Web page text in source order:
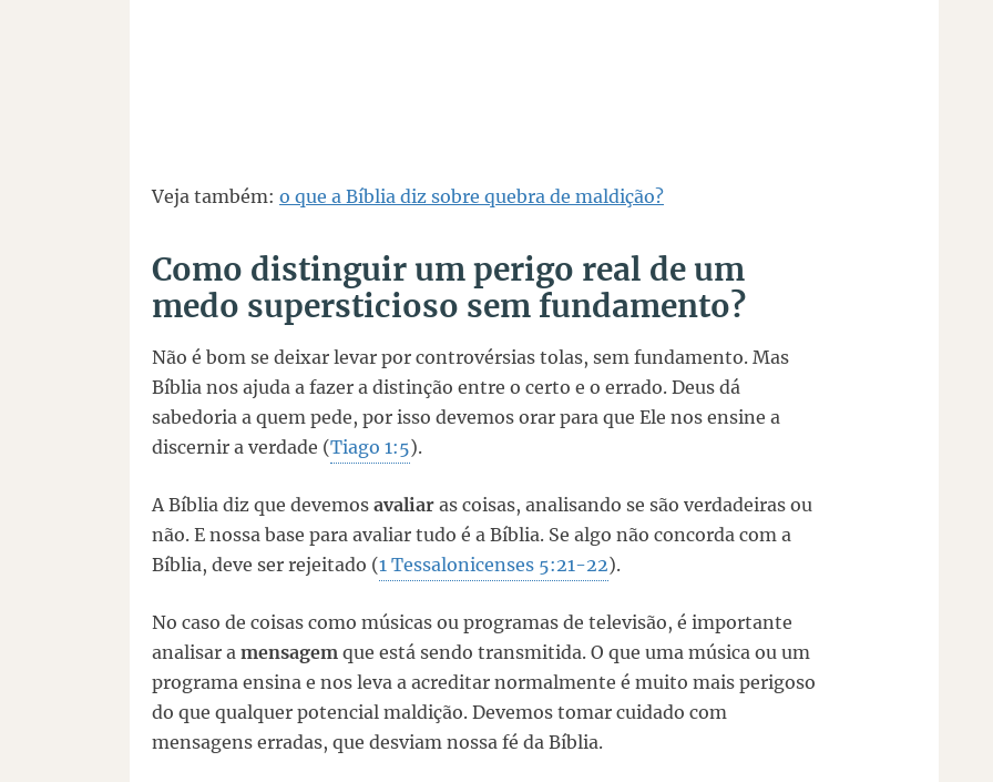
Veja também: o que a Bíblia diz sobre quebra de maldição?
Como distinguir um perigo real de um
medo supersticioso sem fundamento?
Não é bom se deixar levar por controvérsias tolas, sem fundamento. Mas
Bíblia nos ajuda a fazer a distinção entre o certo e o errado. Deus dá
sabedoria a quem pede, por isso devemos orar para que Ele nos ensine a
discernir a verdade (Tiago 1:5).
A Bíblia diz que devemos avaliar as coisas, analisando se são verdadeiras ou
não. E nossa base para avaliar tudo é a Bíblia. Se algo não concorda com a
Bíblia, deve ser rejeitado (1 Tessalonicenses 5:21-22).
No caso de coisas como músicas ou programas de televisão, é importante
analisar a mensagem que está sendo transmitida. O que uma música ou um
programa ensina e nos leva a acreditar normalmente é muito mais perigoso
do que qualquer potencial maldição. Devemos tomar cuidado com
mensagens erradas, que desviam nossa fé da Bíblia.